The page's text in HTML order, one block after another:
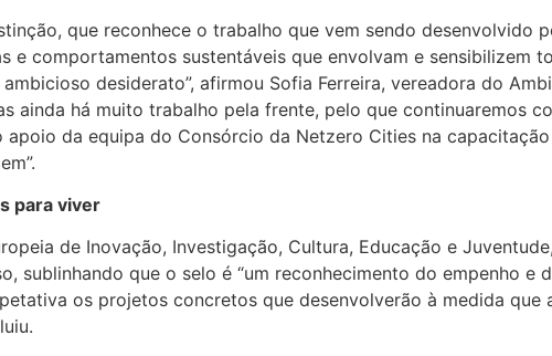
que reconhece o trabalho que vem sendo
e comportamentos sustentáveis que envolvam e sensibilizem
desiderato”, afirmou Sofia Ferreira, vereadora do
ainda há muito trabalho pela frente, pelo que continuaremos
da equipa do Consórcio da Netzero Cities na
para viver
de Inovação, Investigação, Cultura, Educação e
sublinhando que o selo é “um reconhecimento do empenho
os projetos concretos que desenvolverão à medida